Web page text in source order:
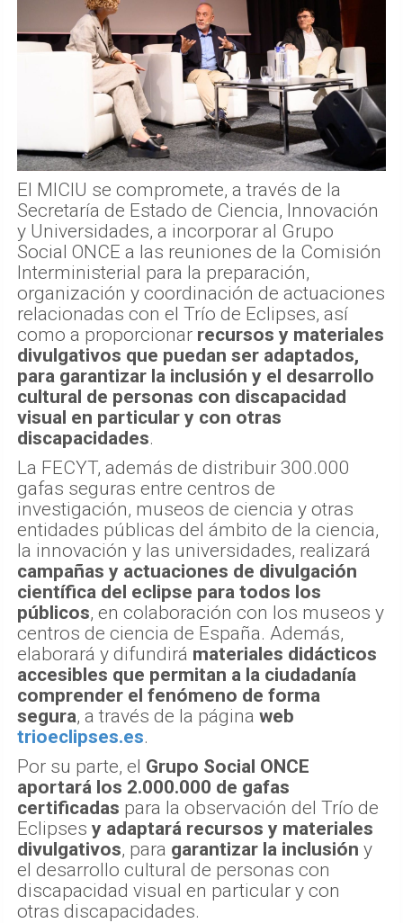
El MICIU se compromete, a través de la
Secretaría de Estado de Ciencia, Innovación
y Universidades, a incorporar al Grupo
Social ONCE a las reuniones de la Comisión
Interministerial para la preparación,
organización y coordinación de actuaciones
relacionadas con el Trío de Eclipses, así
como a proporcionar recursos y materiales
divulgativos que puedan ser adaptados,
para garantizar la inclusión y el desarrollo
cultural de personas con discapacidad
visual en particular y con otras
discapacidades.
La FECYT, además de distribuir 300.000
gafas seguras entre centros de
investigación, museos de ciencia y otras
entidades públicas del ámbito de la ciencia,
la innovación y las universidades, realizará
campañas y actuaciones de divulgación
científica del eclipse para todos los
públicos, en colaboración con los museos y
centros de ciencia de España. Además,
elaborará y difundirá materiales didácticos
accesibles que permitan a la ciudadanía
comprender el fenómeno de forma
segura, a través de la página web
trioeclipses.es.
Por su parte, el Grupo Social ONCE
aportará los 2.000.000 de gafas
certificadas para la observación del Trío de
Eclipses y adaptará recursos y materiales
divulgativos, para garantizar la inclusión y
el desarrollo cultural de personas con
discapacidad visual en particular y con
otras discapacidades.